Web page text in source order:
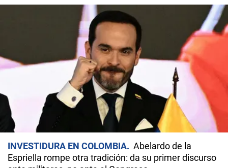
INVESTIDURA EN COLOMBIA
Abelardo de la
Espriella rompe otra tradición: da su primer discurso